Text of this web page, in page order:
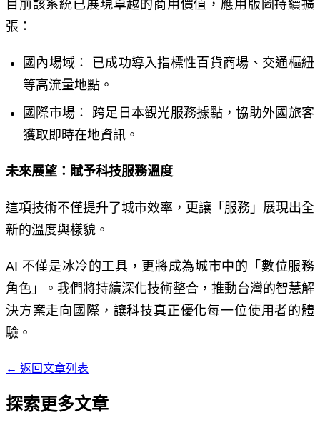
目前該系統已展現卓越的商用價值，應用版圖持續擴
張：
國內場域： 已成功導入指標性百貨商場、交通樞紐
等高流量地點。
國際市場： 跨足日本觀光服務據點，協助外國旅客
獲取即時在地資訊。
未來展望：賦予科技服務溫度
這項技術不僅提升了城市效率，更讓「服務」展現出全
新的溫度與樣貌。
AI 不僅是冰冷的工具，更將成為城市中的「數位服務
角色」。我們將持續深化技術整合，推動台灣的智慧解
決方案走向國際，讓科技真正優化每一位使用者的體
驗。
← 返回文章列表
探索更多文章